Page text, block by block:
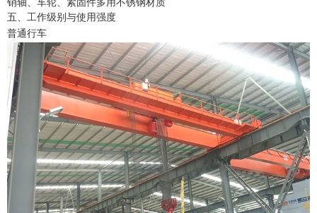
五、工作级别与使用强度
普通行车